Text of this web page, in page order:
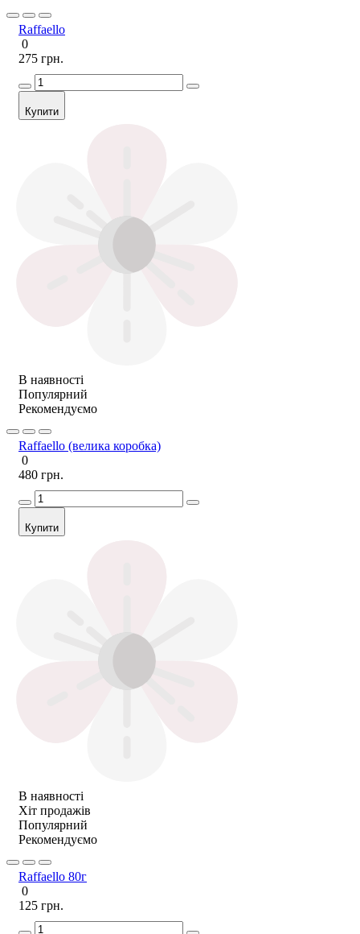
Raffaello
0
275 грн.
Купити
В наявності
Популярний
Рекомендуємо
Raffaello (велика коробка)
0
480 грн.
Купити
В наявності
Хіт продажів
Популярний
Рекомендуємо
Raffaello 80г
0
125 грн.